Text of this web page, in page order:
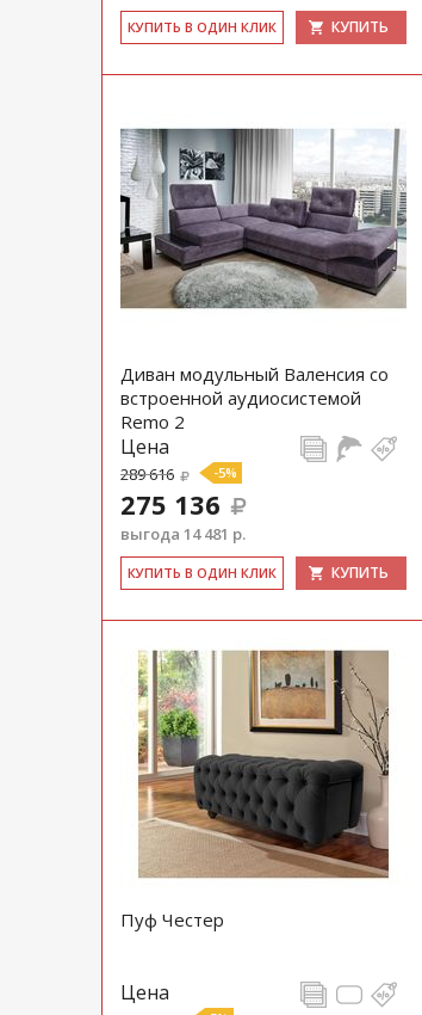
КУ­ПИТЬ В ОДИН КЛИК КУПИТЬ
Диван модульный Валенсия со
встроенной аудиосистемой
Remo 2
Цена
289 616 -5%
275 136
выгода 14 481 р.
КУ­ПИТЬ В ОДИН КЛИК КУПИТЬ
Пуф Честер
Цена